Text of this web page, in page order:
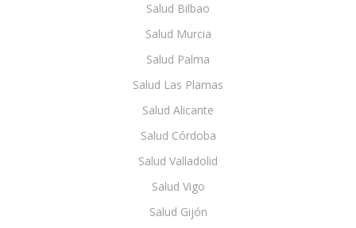
Salud Bilbao
Salud Murcia
Salud Palma
Salud Las Plamas
Salud Alicante
Salud Córdoba
Salud Valladolid
Salud Vigo
Salud Gijón